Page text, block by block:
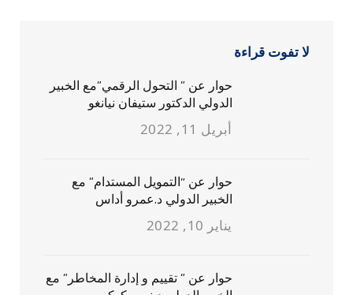
لا تفوت قراءة
حوار عن ” التحول الرقمي”مع الخبير
الدولي الدكتور ستيفان نيانغو
أبريل 11, 2022
حوار عن “التمويل المستدام” مع
الخبير الدولي د.عمرو أداس
يناير 10, 2022
حوار عن ” تقييم و إدارة المخاطر” مع